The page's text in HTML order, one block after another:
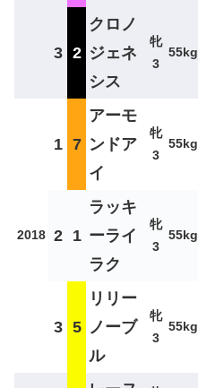
3 2
クロノ
ジェネ
シス
牝
3
55kg
2018
1 7
アーモ
ンドア
イ
牝
3
55kg
2 1
ラッキ
ーライ
ラク
牝
3
55kg
3 5
リリー
ノーブ
ル
牝
3
55kg